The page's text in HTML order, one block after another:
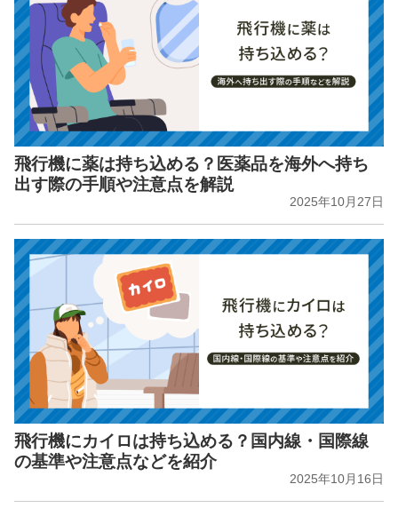
飛行機に薬は持ち込める？医薬品を海外へ持ち
出す際の手順や注意点を解説
2025年10月27日
飛行機にカイロは持ち込める？国内線・国際線
の基準や注意点などを紹介
2025年10月16日